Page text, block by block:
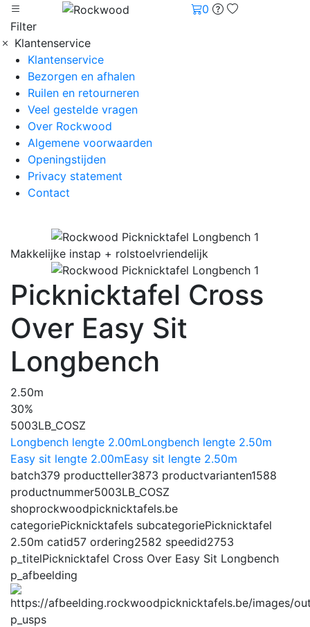
0
Filter
Klantenservice
Klantenservice
Bezorgen en afhalen
Ruilen en retourneren
Veel gestelde vragen
Over Rockwood
Algemene voorwaarden
Openingstijden
Privacy statement
Contact
Makkelijke instap + rolstoelvriendelijk
Picknicktafel Cross
Over Easy Sit
Longbench
2.50m
30%
5003LB_COSZ
Longbench lengte 2.00mLongbench lengte 2.50m
Easy sit lengte 2.00mEasy sit lengte 2.50m
batch379 productteller3873 productvarianten1588
productnummer5003LB_COSZ
shoprockwoodpicknicktafels.be
categoriePicknicktafels subcategoriePicknicktafel
2.50m catid57 ordering2582 speedid2753
p_titelPicknicktafel Cross Over Easy Sit Longbench
p_afbeelding
p_usps